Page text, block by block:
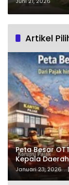
Medang?
Artikel
Peta Besar
Kepala
Terbongkar
Januari 23, 2026